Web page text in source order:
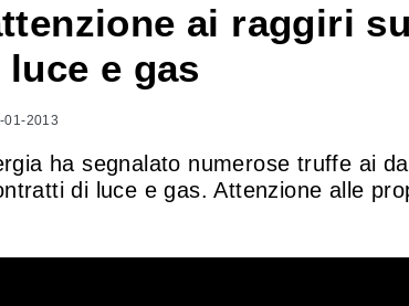
ai raggiri
e gas
01-2013
ha segnalato numerose truffe ai
di luce e gas. Attenzione alle